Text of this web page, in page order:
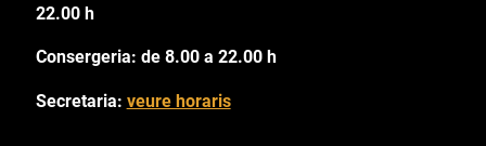
22.00 h
Consergeria: de 8.00 a 22.00 h
Secretaria: veure horaris